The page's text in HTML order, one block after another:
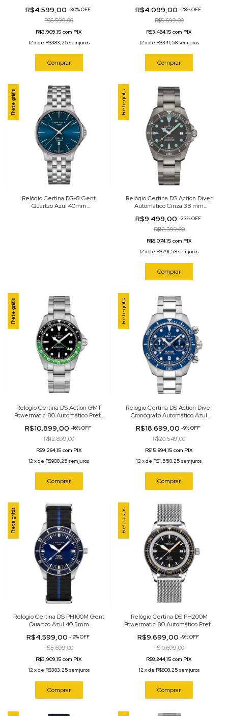
R$4.599,00 -30%OFF
R$6.599,00
R$3.909,15 com PIX
12 xde R$383,25 sem juros
Comprar
R$4.099,00 -28%OFF
R$5.699,00
R$3.484,15 com PIX
12 xde R$341,58sem juros
Comprar
Frete grátis
Relógio Certina DS-8 Gent
Quartzo Azul 40mm
Frete grátis
Relógio Certina DS Action Diver
Automático Cinza 38 mm
R$9.499,00 -23%OFF
R$12.399,00
R$8.074,15 com PIX
12 xde R$791,58sem juros
Comprar
Frete grátis
Relógio Certina DS Action GMT
Powermatic 80 Automático Preto
R$10.899,00 -16%OFF
R$12.899,00
R$9.264,15 com PIX
12 xde R$908,25 sem juros
Comprar
Frete grátis
Relógio Certina DS Action Diver
Cronógrafo Automático Azul
R$18.699,00-9%OFF
R$20.549,00
R$15.894,15 com PIX
12 xde R$1.558,25 sem juros
Comprar
Frete grátis
Relógio Certina DS PH100M Gent
Quartzo Azul 40.5mm
R$4.599,00 -19%OFF
R$5.699,00
R$3.909,15 com PIX
12 xde R$383,25 sem juros
Comprar
Frete grátis
Relógio Certina DS PH200M
Powermatic 80 Automático Preto
R$9.699,00 -9%OFF
R$10.699,00
R$8.244,15 com PIX
12 xde R$808,25 sem juros
Comprar